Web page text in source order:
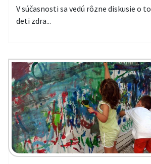
V súčasnosti sa vedú rôzne diskusie o
deti zdra...